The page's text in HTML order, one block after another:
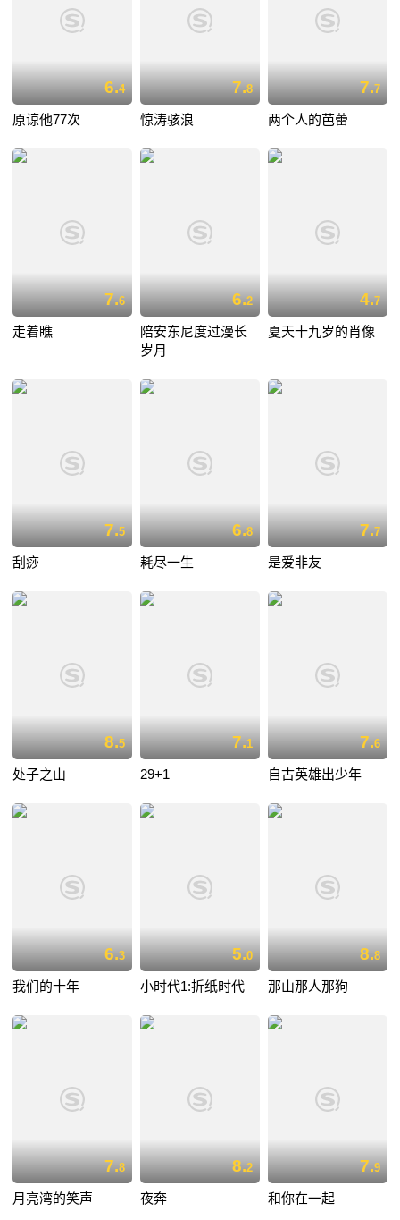
6.4
原谅他77次
7.8
惊涛骇浪
7.7
两个人的芭蕾
7.6
走着瞧
6.2
陪安东尼度过漫长
岁月
4.7
夏天十九岁的肖像
7.5
刮痧
6.8
耗尽一生
7.7
是爱非友
8.5
处子之山
7.1
29+1
7.6
自古英雄出少年
6.3
我们的十年
5.0
小时代1:折纸时代
8.8
那山那人那狗
7.8
月亮湾的笑声
8.2
夜奔
7.9
和你在一起